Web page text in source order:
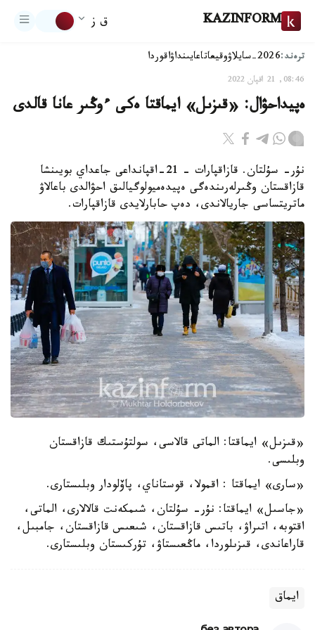
KAZINFORM ق ز
ترەند:2026-سايلاۋ وقيعاتاعايىنداۋاقوردا
08:46, 21 اقپان 2022
ەپيداحۋال: «قىزىل» ايماقتا ەكى ءوڭىر عانا قالدى
نۇر- سۇلتان. قازاقپارات – 21-اقپانداعى جاعداي بويىنشا
قازاقستان وڭىرلەرىندەگى ەپيدەميولوگيالىق احۋالدى باعالاۋ
ماتريتساسى جاريالاندى، دەپ حابارلايدى قازاقپارات.
«قىزىل» ايماقتا: الماتى قالاسى، سولتۇستىك قازاقستان
وبلىسى.
«سارى» ايماقتا : اقمولا، قوستاناي، پاۆلودار وبلىستارى.
«جاسىل» ايماقتا: نۇر- سۇلتان، شىمكەنت قالالارى، الماتى،
اقتوبە، اتىراۋ، باتىس قازاقستان، شىعىس قازاقستان، جامبىل،
قاراعاندى، قىزىلوردا، ماڭعىستاۋ، تۇركىستان وبلىستارى.
ايماق